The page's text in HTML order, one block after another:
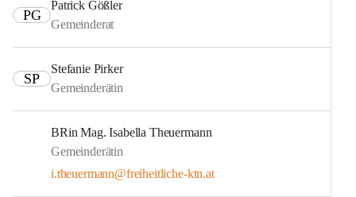
PG
Patrick Gößler
Gemeinderat
SP
Stefanie Pirker
Gemeinderätin
BRin Mag. Isabella Theuermann
Gemeinderätin
i.theuermann@freiheitliche-ktn.at